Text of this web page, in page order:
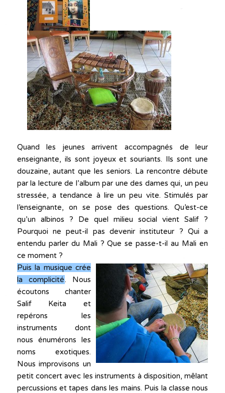
Quand les jeunes arrivent accompagnés de leur
enseignante, ils sont joyeux et souriants. Ils sont une
douzaine, autant que les seniors. La rencontre débute
par la lecture de l’album par une des dames qui, un peu
stressée, a tendance à lire un peu vite. Stimulés par
l’enseignante, on se pose des questions. Qu’est-ce
qu’un albinos ? De quel milieu social vient Salif ?
Pourquoi ne peut-il pas devenir instituteur ? Qui a
entendu parler du Mali ? Que se passe-t-il au Mali en
ce moment ?
Puis la musique crée
la complicité. Nous
écoutons chanter
Salif Keita et
repérons les
instruments dont
nous énumérons les
noms exotiques.
Nous improvisons un
petit concert avec les instruments à disposition, mêlant
percussions et tapes dans les mains. Puis la classe nous